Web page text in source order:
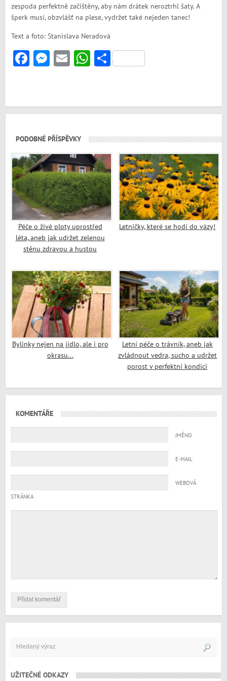
zespoda perfektně začištěny, aby nám drátek neroztrhl šaty. A
šperk musí, obzvlášť na plese, vydržet také nejeden tanec!
Text a foto: Stanislava Neradová
Facebook
Messenger
EmailWhatsApp
Share
PODOBNÉ PŘÍSPĚVKY
Péče o živé ploty uprostřed
léta, aneb jak udržet zelenou
stěnu zdravou a hustou
Letničky, které se hodí do vázy!
Bylinky nejen na jídlo, ale i pro
okrasu...
Letní péče o trávník, aneb jak
zvládnout vedra, sucho a udržet
porost v perfektní kondici
KOMENTÁŘE
JMÉNO
E-MAIL
WEBOVÁ
STRÁNKA
UŽITEČNÉ ODKAZY